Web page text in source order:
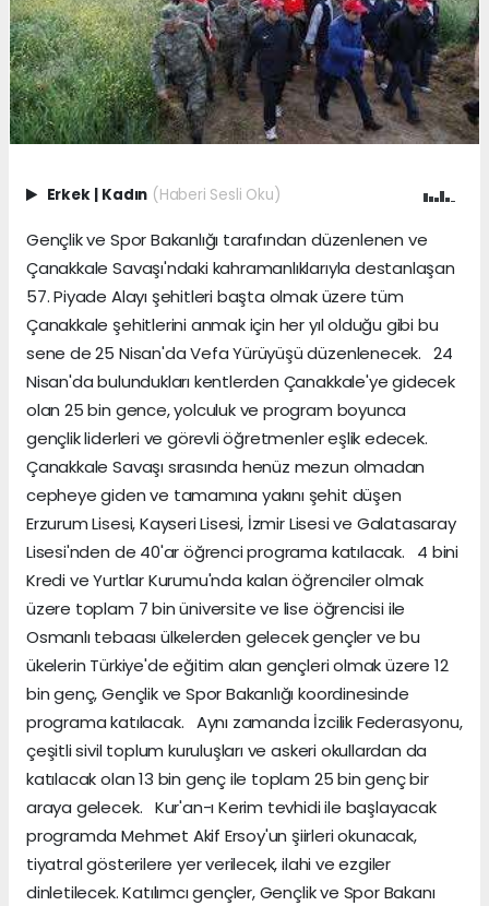
Erkek Kadın (Haberi Sesli Oku)
Gençlik ve Spor Bakanlığı tarafından düzenlenen ve
Çanakkale Savaşı'ndaki kahramanlıklarıyla destanlaşan
57. Piyade Alayı şehitleri başta olmak üzere tüm
Çanakkale şehitlerini anmak için her yıl olduğu gibi bu
sene de 25 Nisan'da Vefa Yürüyüşü düzenlenecek. 24
Nisan'da bulundukları kentlerden Çanakkale'ye gidecek
olan 25 bin gence, yolculuk ve program boyunca
gençlik liderleri ve görevli öğretmenler eşlik edecek.
Çanakkale Savaşı sırasında henüz mezun olmadan
cepheye giden ve tamamına yakını şehit düşen
Erzurum Lisesi, Kayseri Lisesi, İzmir Lisesi ve Galatasaray
Lisesi'nden de 40'ar öğrenci programa katılacak. 4 bini
Kredi ve Yurtlar Kurumu'nda kalan öğrenciler olmak
üzere toplam 7 bin üniversite ve lise öğrencisi ile
Osmanlı tebaası ülkelerden gelecek gençler ve bu
ükelerin Türkiye'de eğitim alan gençleri olmak üzere 12
bin genç, Gençlik ve Spor Bakanlığı koordinesinde
programa katılacak. Aynı zamanda İzcilik Federasyonu,
çeşitli sivil toplum kuruluşları ve askeri okullardan da
katılacak olan 13 bin genç ile toplam 25 bin genç bir
araya gelecek. Kur'an-ı Kerim tevhidi ile başlayacak
programda Mehmet Akif Ersoy'un şiirleri okunacak,
tiyatral gösterilere yer verilecek, ilahi ve ezgiler
dinletilecek. Katılımcı gençler, Gençlik ve Spor Bakanı